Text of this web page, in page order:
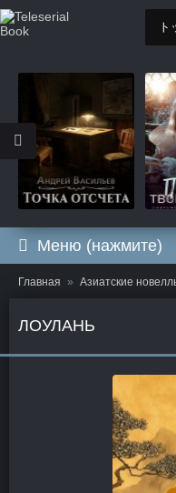
Меню (нажмите)
Главная Азиатские
ЛОУЛАНЬ